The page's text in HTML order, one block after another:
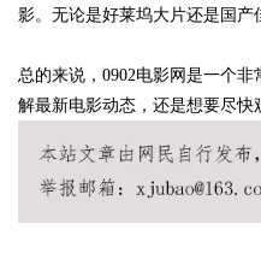
影。无论是好莱坞大片还是国
总的来说，0902电影网是一个
解最新电影动态，还是想要尽